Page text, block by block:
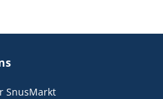
SnusMarkt